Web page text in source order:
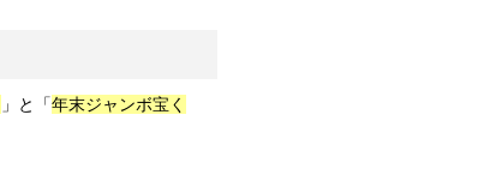
」と「年末ジャンボ宝く